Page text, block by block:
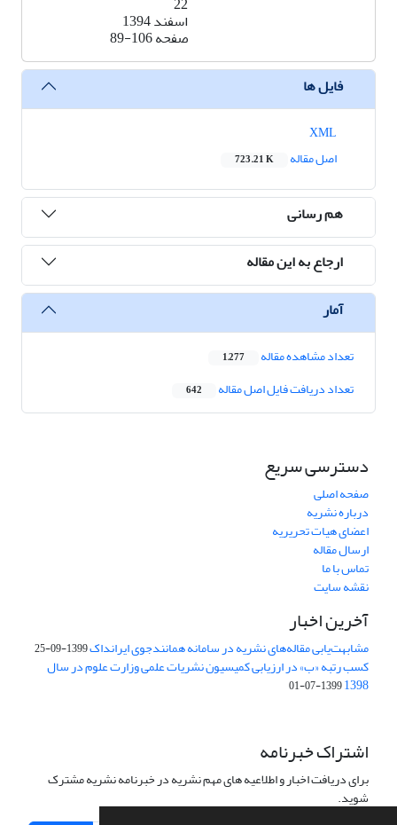
اسفند 1394
صفحه89-106
فایل ها
اصل مقاله
723.21 K
هم رسانی
ارجاع به این مقاله
آمار
تعداد مشاهده مقاله 1,277
تعداد دریافت فایل اصل مقاله 642
دسترسی سریع
صفحه اصلی
درباره نشریه
اعضای هیات تحریریه
ارسال مقاله
تماس با ما
نقشه سایت
آخرین اخبار
مشابهت‌یابی مقاله‌های نشریه در سامانه همانندجوی ایرانداک1399-09-25
کسب رتبه «ب» در ارزیابی کمیسیون نشریات علمی وزارت علوم در سال
1398
1399-07-01
اشتراک خبرنامه
برای دریافت اخبار و اطلاعیه های مهم نشریه در خبرنامه نشریه مشترک
شوید.